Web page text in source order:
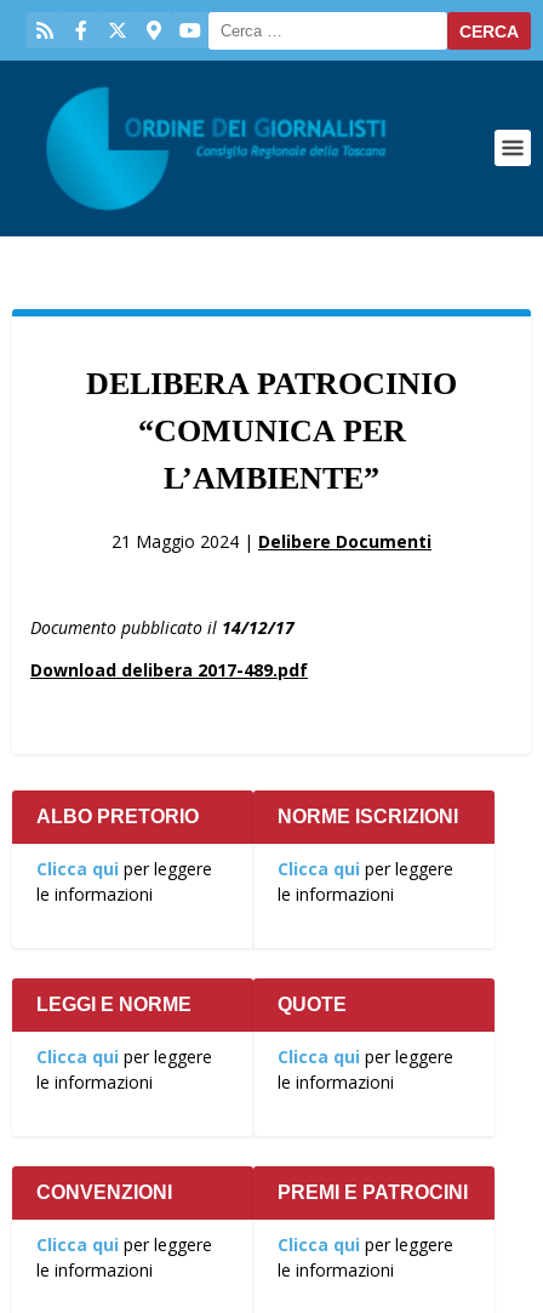
DELIBERA PATROCINIO
“COMUNICA PER
L’AMBIENTE”
21 Maggio 2024 | Delibere Documenti
Documento pubblicato il 14/12/17
Download delibera 2017-489.pdf
ALBO PRETORIO
Clicca qui per leggere
le informazioni
NORME ISCRIZIONI
Clicca qui per leggere
le informazioni
LEGGI E NORME
Clicca qui per leggere
le informazioni
QUOTE
Clicca qui per leggere
le informazioni
CONVENZIONI
Clicca qui per leggere
le informazioni
PREMI E PATROCINI
Clicca qui per leggere
le informazioni